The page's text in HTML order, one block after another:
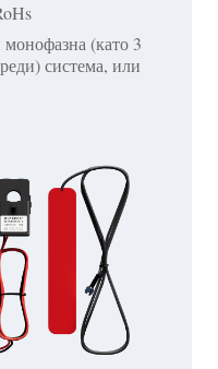
(като 3
система, или